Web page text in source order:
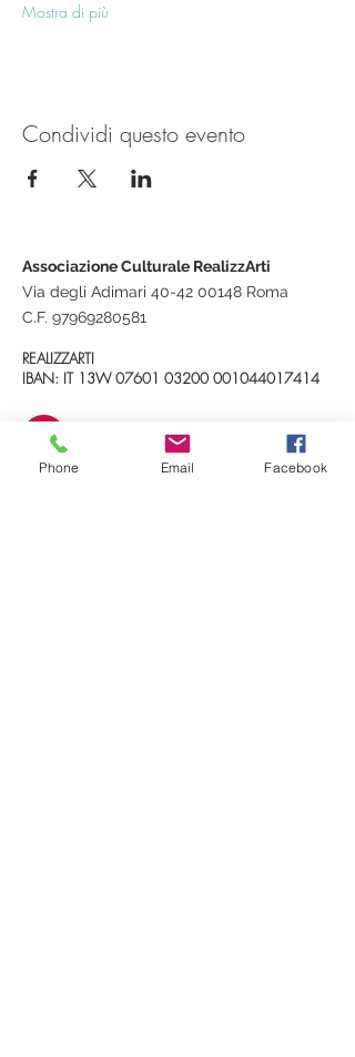
Mostra di più
Condividi questo evento
Associazione Culturale RealizzArti
Via degli Adimari 40-42 00148 Roma
C.F. 97969280581
REALIZZARTI
IBAN: IT 13W07601 03200 001044017414
realizzarti@gmail.com
Phone Email Facebook